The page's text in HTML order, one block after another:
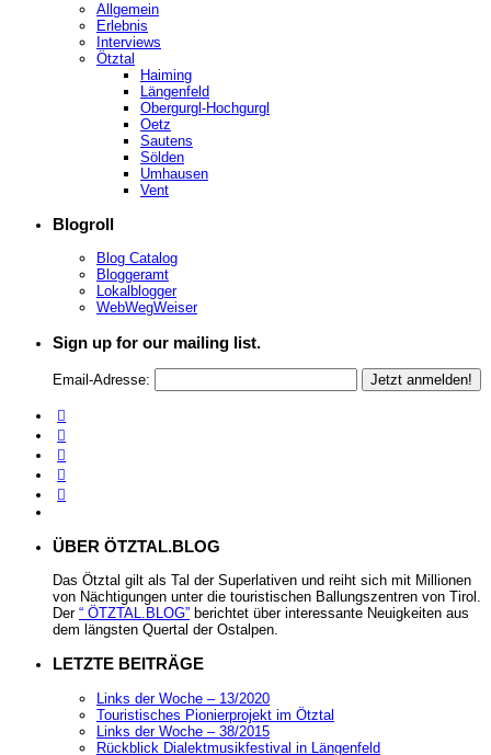
Allgemein
Erlebnis
Interviews
Ötztal
Haiming
Längenfeld
Obergurgl-Hochgurgl
Oetz
Sautens
Sölden
Umhausen
Vent
Blogroll
Blog Catalog
Bloggeramt
Lokalblogger
WebWegWeiser
Sign up for our mailing list.
Email-Adresse:
ÜBER ÖTZTAL.BLOG
Das Ötztal gilt als Tal der Superlativen und reiht sich mit Millionen
von Nächtigungen unter die touristischen Ballungszentren von Tirol.
Der “ ÖTZTAL.BLOG” berichtet über interessante Neuigkeiten aus
dem längsten Quertal der Ostalpen.
LETZTE BEITRÄGE
Links der Woche – 13/2020
Touristisches Pionierprojekt im Ötztal
Links der Woche – 38/2015
Rückblick Dialektmusikfestival in Längenfeld